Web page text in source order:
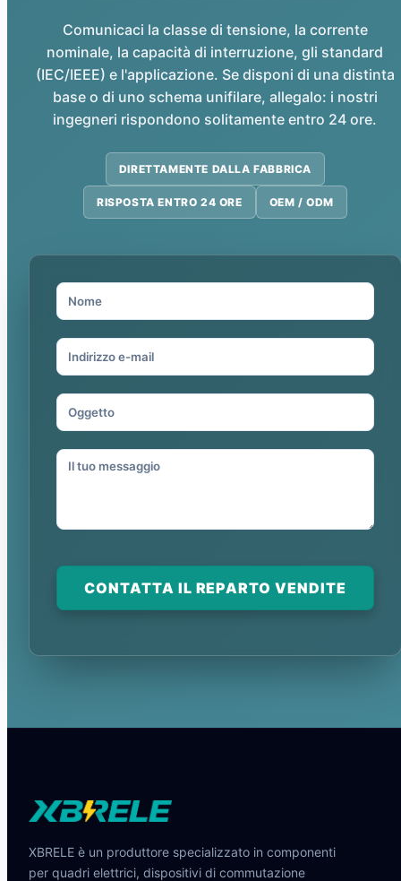
Comunicaci la classe di tensione, la corrente
nominale, la capacità di interruzione, gli standard
(IEC/IEEE) e l'applicazione. Se disponi di una distinta
base o di uno schema unifilare, allegalo: i nostri
ingegneri rispondono solitamente entro 24 ore.
DIRETTAMENTE DALLA FABBRICA
RISPOSTA ENTRO 24 ORE OEM / ODM
CONTATTA IL REPARTO VENDITE
XBRELE è un produttore specializzato in componenti
per quadri elettrici, dispositivi di commutazione